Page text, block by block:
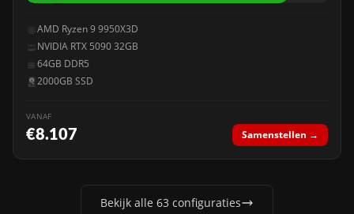
AMD Ryzen 9 9950X3D
NVIDIA RTX 5090 32GB
64GB DDR5
2000GB SSD
VANAF
€8.107 Samenstellen →
Bekijk alle 63 configuraties